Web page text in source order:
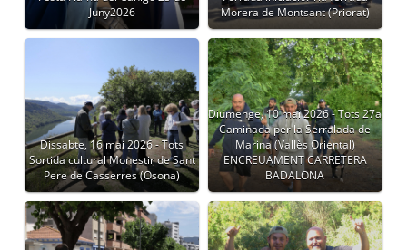
Juny2026
Morera de Montsant (Priorat)
Dissabte, 16 mai 2026 - Tots
Sortida cultural Monestir de Sant
Pere de Casserres (Osona)
Diumenge, 10 mai 2026 - Tots 27a
Caminada per la Serralada de
Marina (Vallès Oriental)
ENCREUAMENT CARRETERA
BADALONA